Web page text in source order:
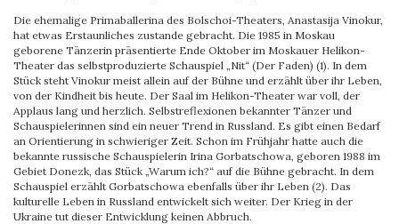
Die ehemalige Primaballerina des Bolschoi-Theaters, Anastasija Vinokur,
hat etwas Erstaunliches zustande gebracht. Die 1985 in Moskau
geborene Tänzerin präsentierte Ende Oktober im Moskauer Helikon-
Theater das selbstproduzierte Schauspiel „Nit“ (Der Faden) (1). In dem
Stück steht Vinokur meist allein auf der Bühne und erzählt über ihr Leben,
von der Kindheit bis heute. Der Saal im Helikon-Theater war voll, der
Applaus lang und herzlich. Selbstreflexionen bekannter Tänzer und
Schauspielerinnen sind ein neuer Trend in Russland. Es gibt einen Bedarf
an Orientierung in schwieriger Zeit. Schon im Frühjahr hatte auch die
bekannte russische Schauspielerin Irina Gorbatschowa, geboren 1988 im
Gebiet Donezk, das Stück „Warum ich?“ auf die Bühne gebracht. In dem
Schauspiel erzählt Gorbatschowa ebenfalls über ihr Leben (2). Das
kulturelle Leben in Russland entwickelt sich weiter. Der Krieg in der
Ukraine tut dieser Entwicklung keinen Abbruch.